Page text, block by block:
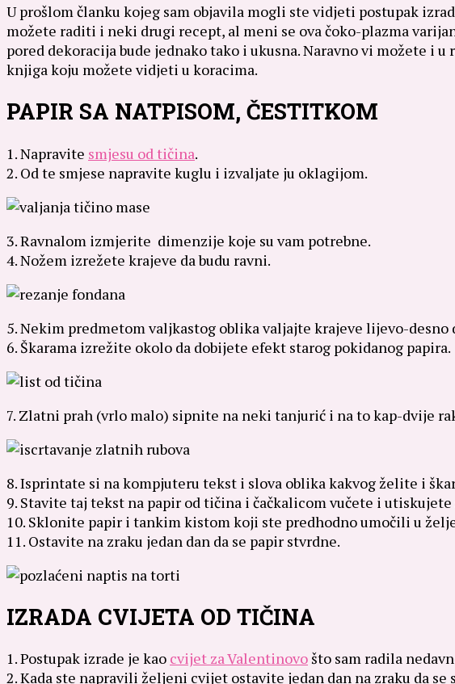
U prošlom članku kojeg sam objavila mogli ste vidjeti postupak
možete raditi i neki drugi recept, al meni se ova čoko-plazma
pored dekoracija bude jednako tako i ukusna. Naravno vi možete i
knjiga koju možete vidjeti u koracima.
PAPIR SA NATPISOM, ČESTITKOM
1. Napravite smjesu od tičina.
2. Od te smjese napravite kuglu i izvaljate ju oklagijom.
3. Ravnalom izmjerite dimenzije koje su vam potrebne.
4. Nožem izrežete krajeve da budu ravni.
5. Nekim predmetom valjkastog oblika valjajte krajeve lijevo-
6. Škarama izrežite okolo da dobijete efekt starog pokidanog papira.
7. Zlatni prah (vrlo malo) sipnite na neki tanjurić i na to kap-dvije
8. Isprintate si na kompjuteru tekst i slova oblika kakvog želite i
9. Stavite taj tekst na papir od tičina i čačkalicom vučete i utiskujete
10. Sklonite papir i tankim kistom koji ste predhodno umočili u
11. Ostavite na zraku jedan dan da se papir stvrdne.
IZRADA CVIJETA OD TIČINA
1. Postupak izrade je kao cvijet za Valentinovo što sam radila
2. Kada ste napravili željeni cvijet ostavite jedan dan na zraku da se